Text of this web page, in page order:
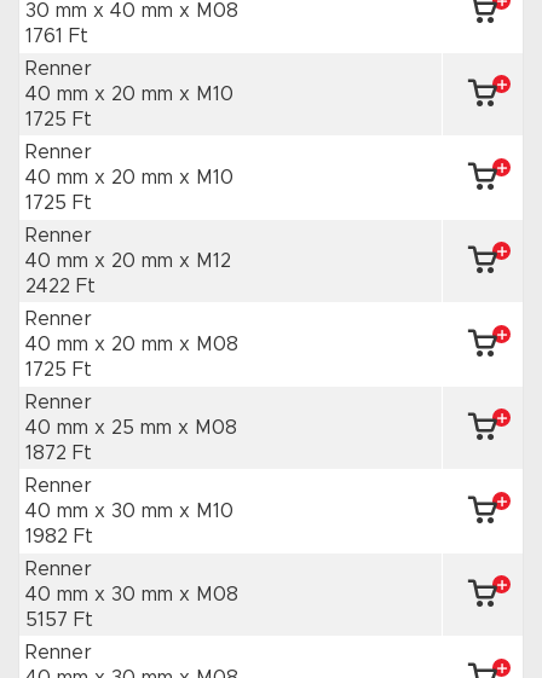
30 mm x 40 mm x M08
1761 Ft
Renner
40 mm x 20 mm x M10
1725 Ft
Renner
40 mm x 20 mm x M10
1725 Ft
Renner
40 mm x 20 mm x M12
2422 Ft
Renner
40 mm x 20 mm x M08
1725 Ft
Renner
40 mm x 25 mm x M08
1872 Ft
Renner
40 mm x 30 mm x M10
1982 Ft
Renner
40 mm x 30 mm x M08
5157 Ft
Renner